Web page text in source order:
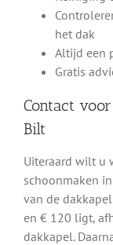
het dak
Altijd een
Gratis
Contact
Bilt
Uiteraard wilt u
schoonmaken
van de
en € 120 ligt,
dakkapel.